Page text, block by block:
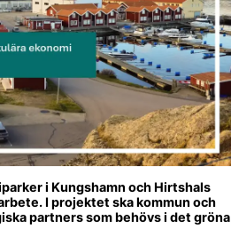
i Kungshamn och Hirtshals
I projektet ska kommun och
partners som behövs i det gröna